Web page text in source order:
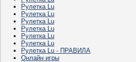
Рулетка Lu
Рулетка Lu
Рулетка Lu
Рулетка Lu
Рулетка Lu
Рулетка Lu
Рулетка Lu - ПРАВИЛА
Онлайн игры